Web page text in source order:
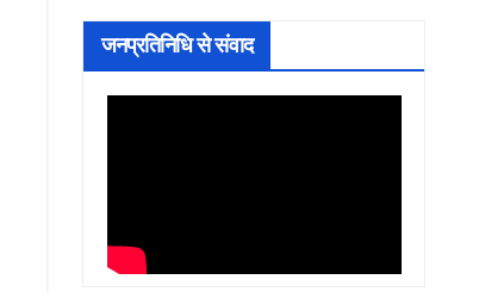
जनप्रतिनिधि से संवाद